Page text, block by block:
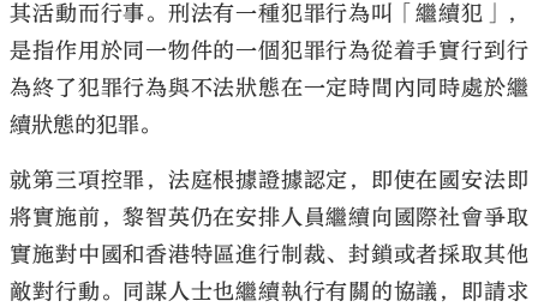
其活動而行事。刑法有一種犯罪行為叫「繼續犯」，
是指作用於同一物件的一個犯罪行為從着手實行到行
為終了犯罪行為與不法狀態在一定時間內同時處於繼
續狀態的犯罪。
就第三項控罪，法庭根據證據認定，即使在國安法即
將實施前，黎智英仍在安排人員繼續向國際社會爭取
實施對中國和香港特區進行制裁、封鎖或者採取其他
敵對行動。同謀人士也繼續執行有關的協議，即請求